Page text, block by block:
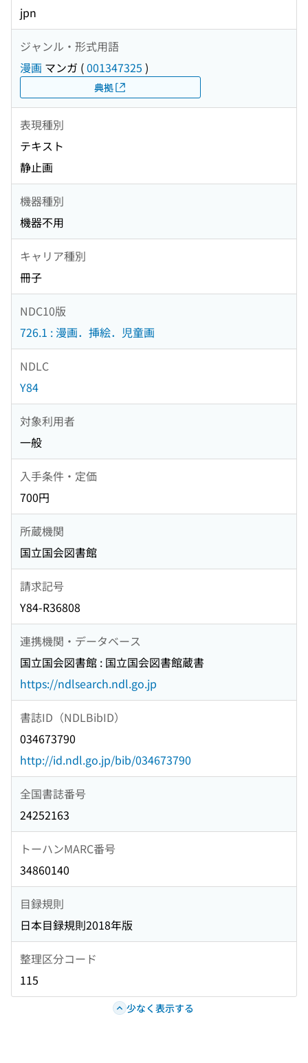
jpn
ジャンル・形式用語
漫画 マンガ (001347325 )
典拠
表現種別
テキスト
静止画
機器種別
機器不用
キャリア種別
冊子
NDC10版
726.1 : 漫画．挿絵．児童画
NDLC
Y84
対象利用者
一般
入手条件・定価
700円
所蔵機関
国立国会図書館
請求記号
Y84-R36808
連携機関・データベース
国立国会図書館 : 国立国会図書館蔵書
https://ndlsearch.ndl.go.jp
書誌ID（NDLBibID）
034673790
http://id.ndl.go.jp/bib/034673790
全国書誌番号
24252163
トーハンMARC番号
34860140
目録規則
日本目録規則2018年版
整理区分コード
115
少なく表示する